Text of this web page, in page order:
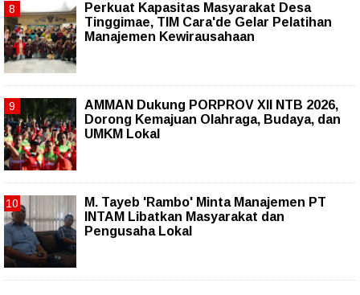
Perkuat Kapasitas Masyarakat Desa
Tinggimae, TIM Cara'de Gelar Pelatihan
Manajemen Kewirausahaan
AMMAN Dukung PORPROV XII NTB 2026,
Dorong Kemajuan Olahraga, Budaya, dan
UMKM Lokal
M. Tayeb 'Rambo' Minta Manajemen PT
INTAM Libatkan Masyarakat dan
Pengusaha Lokal